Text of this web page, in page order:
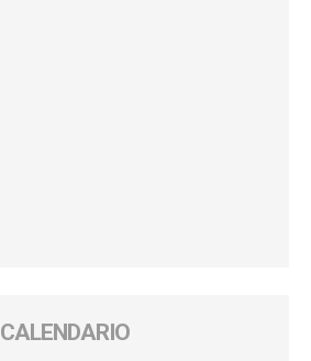
CALENDARIO